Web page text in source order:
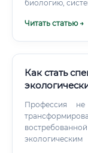
биологию,
Читать статью →
Как стать
Профессия